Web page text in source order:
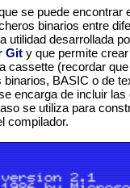
se puede encontrar
binarios entre
utilidad desarrollada
Git y que permite
cassette (recordar
binarios, BASIC o de
encarga de incluir
se utiliza para
compilador.